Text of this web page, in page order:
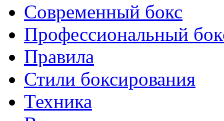
Современный бокс
Профессиональный
Правила
Стили боксирования
Техника